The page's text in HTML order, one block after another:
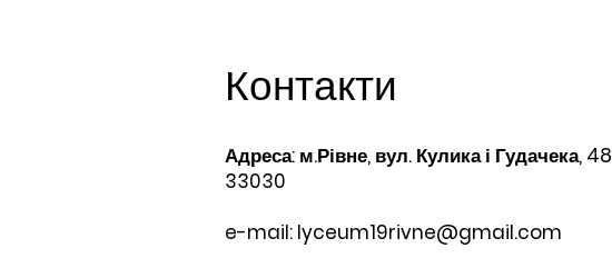
Контакти
Адреса: м.Рівне, вул. Кулика і Гудачека, 48
33030
e-mail: lyceum19rivne@gmail.com